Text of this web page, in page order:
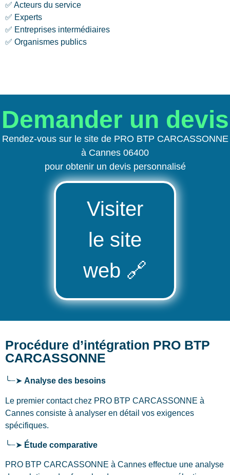
✅ Acteurs du service
✅ Experts
✅ Entreprises intermédiaires
✅ Organismes publics
Demander un devis
Rendez-vous sur le site de PRO BTP CARCASSONNE
à Cannes 06400
pour obtenir un devis personnalisé
Visiter
le site
web 🔗
Procédure d’intégration PRO BTP
CARCASSONNE
╰┈➤ Analyse des besoins
Le premier contact chez PRO BTP CARCASSONNE à
Cannes consiste à analyser en détail vos exigences
spécifiques.
╰┈➤ Étude comparative
PRO BTP CARCASSONNE à Cannes effectue une analyse